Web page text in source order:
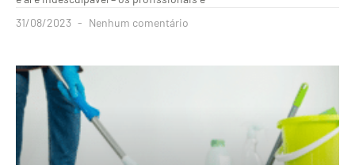
31/08/2023
Nenhum comentário